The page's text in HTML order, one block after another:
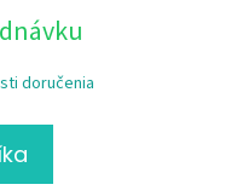
doručenia